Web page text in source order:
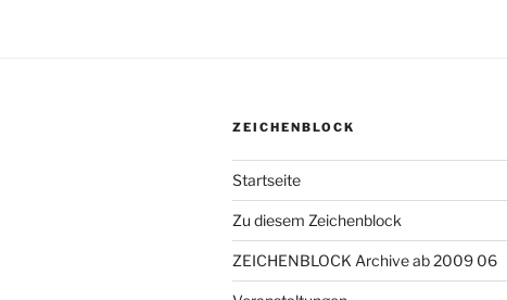
ZEICHENBLOCK
Startseite
Zu diesem Zeichenblock
ZEICHENBLOCK Archive ab 2009 06